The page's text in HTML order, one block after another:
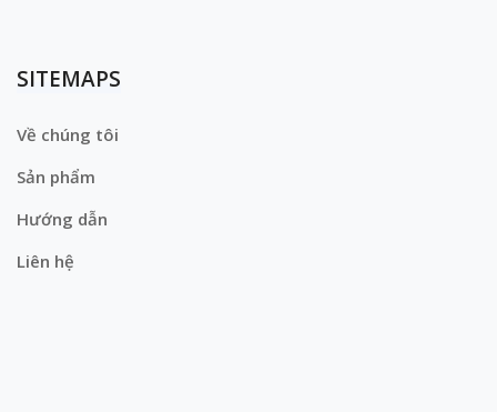
SITEMAPS
Về chúng tôi
Sản phẩm
Hướng dẫn
Liên hệ